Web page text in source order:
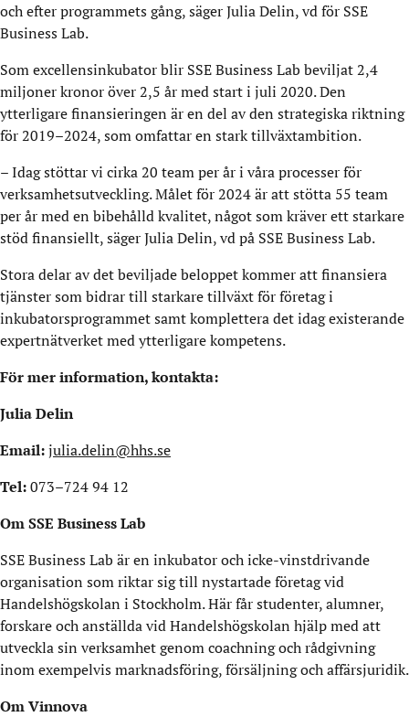
och efter programmets gång, säger Julia Delin, vd för SSE
Business Lab.
Som excellensinkubator blir SSE Business Lab beviljat 2,4
miljoner kronor över 2,5 år med start i juli 2020. Den
ytterligare finansieringen är en del av den strategiska riktning
för 2019­–2024, som omfattar en stark tillväxtambition.
– Idag stöttar vi cirka 20 team per år i våra processer för
verksamhetsutveckling. Målet för 2024 är att stötta 55 team
per år med en bibehålld kvalitet, något som kräver ett starkare
stöd finansiellt, säger Julia Delin, vd på SSE Business Lab.
Stora delar av det beviljade beloppet kommer att finansiera
tjänster som bidrar till starkare tillväxt för företag i
inkubatorsprogrammet samt komplettera det idag existerande
expertnätverket med ytterligare kompetens.
För mer information, kontakta:
Julia Delin
Email:julia.delin@hhs.se
Tel:073–724 94 12
Om SSE Business Lab
SSE Business Lab är en inkubator och icke-vinstdrivande
organisation som riktar sig till nystartade företag vid
Handelshögskolan i Stockholm. Här får studenter, alumner,
forskare och anställda vid Handelshögskolan hjälp med att
utveckla sin verksamhet genom coachning och rådgivning
inom exempelvis marknadsföring, försäljning och affärsjuridik.
Om Vinnova